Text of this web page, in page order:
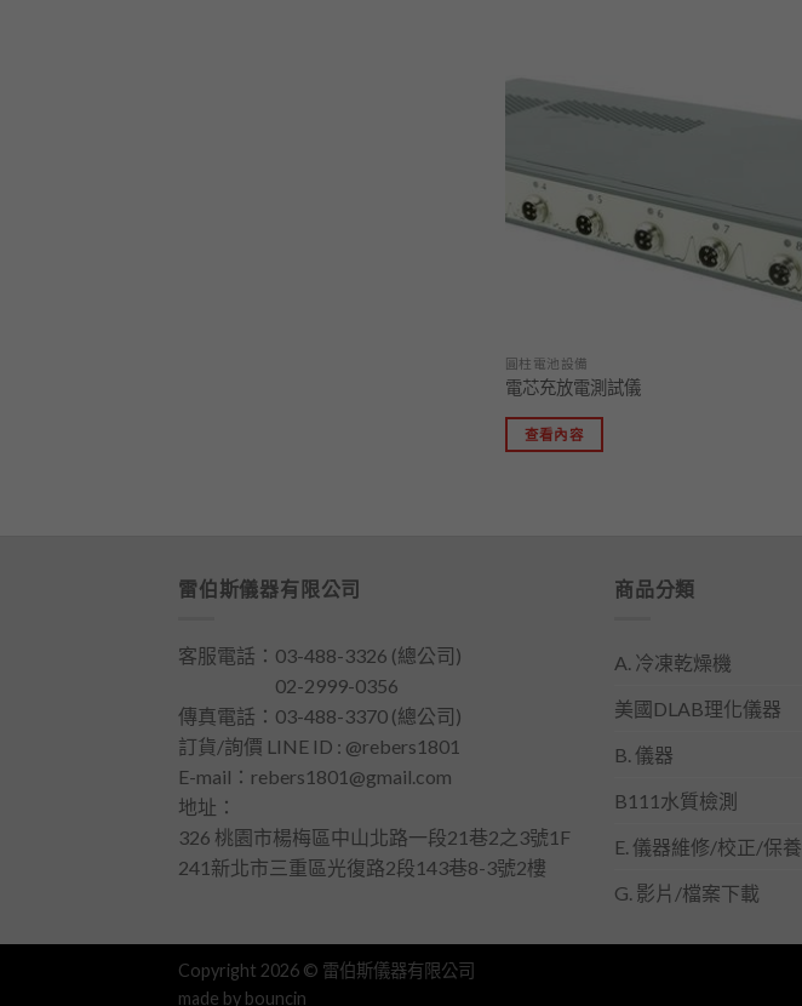
圓柱電池設備
電芯充放電測試儀
查看內容
雷伯斯儀器有限公司
客服電話： 03-488-3326 (總公司)
02-2999-0356
傳真電話：03-488-3370 (總公司)
訂貨/詢價 LINE ID : @rebers1801
E-mail： rebers1801@gmail.com
地址：
326 桃園市楊梅區中山北路一段21巷2之3號1F
241新北市三重區光復路2段143巷8-3號2樓
商品分類
A. 冷凍乾燥機
美國DLAB理化儀器
B. 儀器
B111水質檢測
E. 儀器維修/校正/保養
G. 影片/檔案下載
Copyright 2026 © 雷伯斯儀器有限公司
made by bouncin